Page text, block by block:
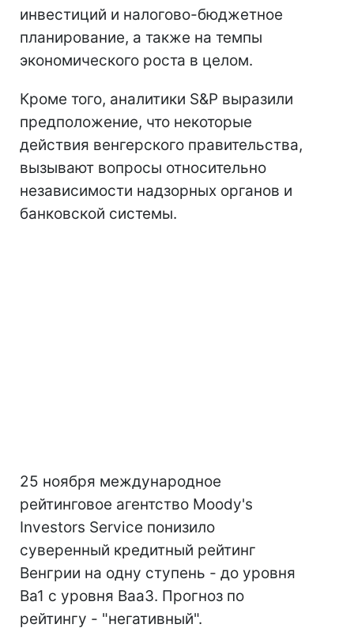
инвестиций и налогово-бюджетное
планирование, а также на темпы
экономического роста в целом.
Кроме того, аналитики S&P выразили
предположение, что некоторые
действия венгерского правительства,
вызывают вопросы относительно
независимости надзорных органов и
банковской системы.
25 ноября международное
рейтинговое агентство Moody's
Investors Service понизило
суверенный кредитный рейтинг
Венгрии на одну ступень - до уровня
Ва1 с уровня Ваа3. Прогноз по
рейтингу - "негативный".